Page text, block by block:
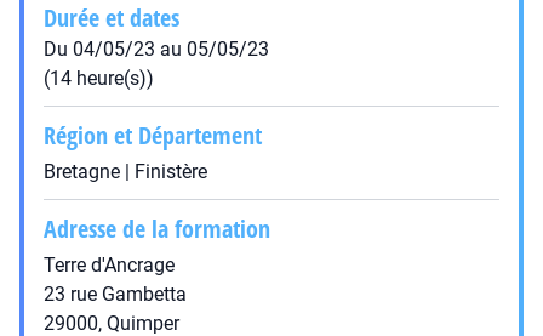
Durée et dates
Du 04/05/23 au 05/05/23
(14 heure(s))
Région et Département
Bretagne | Finistère
Adresse de la formation
Terre d'Ancrage
23 rue Gambetta
29000, Quimper